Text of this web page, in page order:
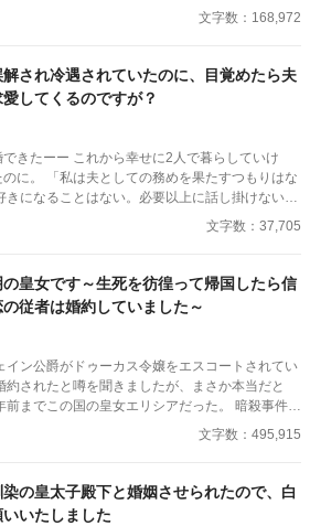
は、ここ数年、ろくな会話もない。愛されない
エは、婚約を破棄することを決意し、リュシア
文字数：168,972
され冷遇されていたのに、目覚めたら夫
してくるのですが？
きたーー これから幸せに2人で暮らしていけ
果たすつもりはな
きになることはない。必要以上に話し掛けないで
てあげよう。 ショックで熱をだし寝込
ないのか？」 「もう君が隣にいないのは考えら
文字数：37,705
皇女です～生死を彷徨って帰国したら信
の従者は婚約していました～
イン公爵がドゥーカス令嬢をエスコートされてい
なじみで初恋の相手だった従者――アルヴェイン
ら隣国、エルダールへ亡命した。 彼の｢必ず
やっとの思いで帰国した帝国の華やかなパーテ
際目立っているのは、彼と、社交界の華と言われ
文字数：495,915
の皇太子殿下と婚姻させられたので、白
いたしました